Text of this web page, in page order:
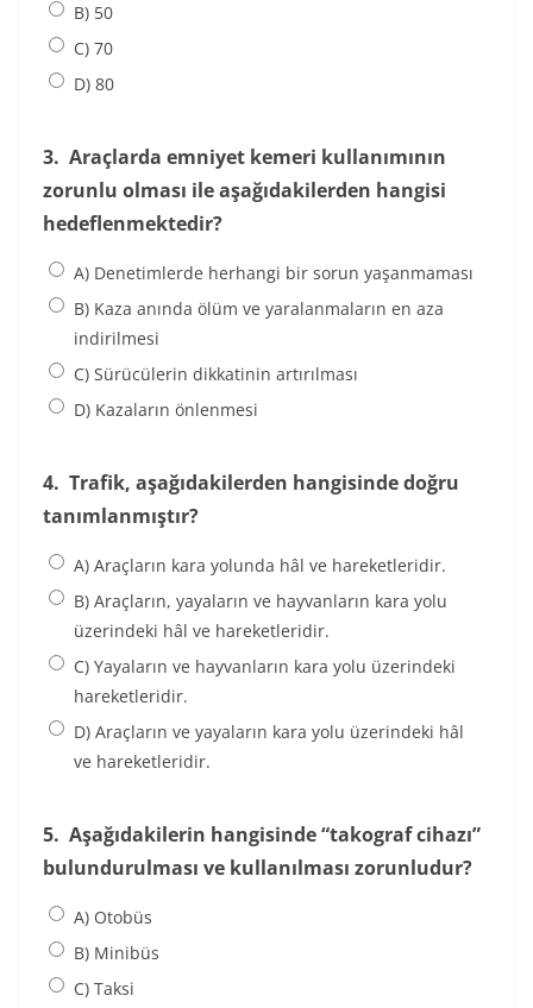
B) 50
C) 70
D) 80
3. Araçlarda emniyet kemeri kullanımının
zorunlu olması ile aşağıdakilerden hangisi
hedeflenmektedir?
A) Denetimlerde herhangi bir sorun yaşanmaması
B) Kaza anında ölüm ve yaralanmaların en aza
indirilmesi
C) Sürücülerin dikkatinin artırılması
D) Kazaların önlenmesi
4. Trafik, aşağıdakilerden hangisinde doğru
tanımlanmıştır?
A) Araçların kara yolunda hâl ve hareketleridir.
B) Araçların, yayaların ve hayvanların kara yolu
üzerindeki hâl ve hareketleridir.
C) Yayaların ve hayvanların kara yolu üzerindeki
hareketleridir.
D) Araçların ve yayaların kara yolu üzerindeki hâl
ve hareketleridir.
5. Aşağıdakilerin hangisinde “takograf cihazı”
bulundurulması ve kullanılması zorunludur?
A) Otobüs
B) Minibüs
C) Taksi